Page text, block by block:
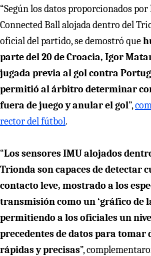
“Según los datos proporcionados
Connected Ball alojada dentro del
oficial del partido, se demostró que
parte del 20 de Croacia, Igor
jugada previa al gol contra
permitió al árbitro determinar
fuera de juego y anular el gol”,
rector del fútbol.
“Los sensores IMU alojados
Trionda son capaces de detectar
contacto leve, mostrado a los
transmisión como un ‘gráfico de
permitiendo a los oficiales un
precedentes de datos para tomar
rápidas y precisas”,